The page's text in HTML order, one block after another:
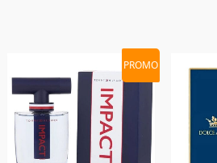
unisex edp 100ml”
PROMO
precio
original
era:
$645,000.
El
precio
actual
$257,900.